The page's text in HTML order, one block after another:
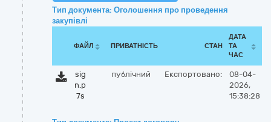
Тип документа: Оголошення про проведення
закупівлі
ФАЙЛ ПРИВАТНІСТЬ СТАН
ДАТА
ТА
ЧАС
sig
n.p
7s
публічний Експортовано:
08-04-
2026,
15:38:28